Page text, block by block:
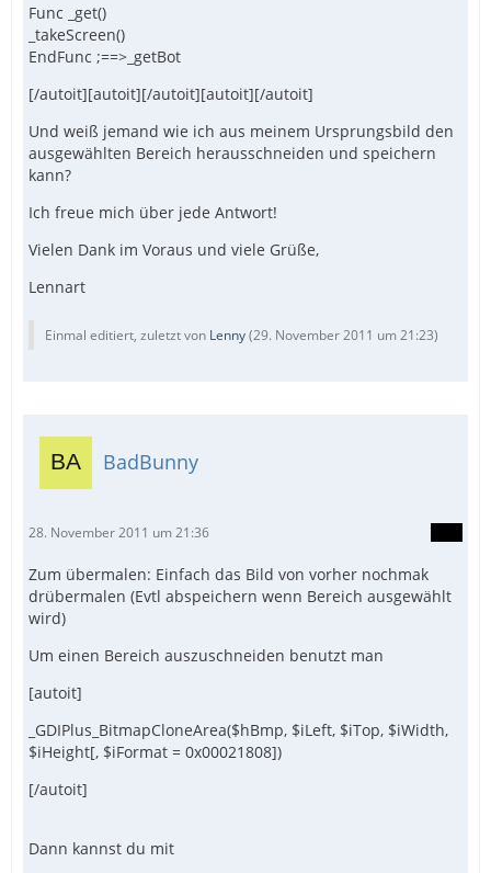
Func _get()
_takeScreen()
EndFunc ;==>_getBot
[/autoit][autoit][/autoit][autoit][/autoit]
Und weiß jemand wie ich aus meinem Ursprungsbild den
ausgewählten Bereich herausschneiden und speichern
kann?
Ich freue mich über jede Antwort!
Vielen Dank im Voraus und viele Grüße,
Lennart
Einmal editiert, zuletzt von Lenny(29. November 2011 um 21:23)
BadBunny
28. November 2011 um 21:36
Zum übermalen: Einfach das Bild von vorher nochmak
drübermalen (Evtl abspeichern wenn Bereich ausgewählt
wird)
Um einen Bereich auszuschneiden benutzt man
[autoit]
_GDIPlus_BitmapCloneArea($hBmp, $iLeft, $iTop, $iWidth,
$iHeight[, $iFormat = 0x00021808])
[/autoit]
Dann kannst du mit